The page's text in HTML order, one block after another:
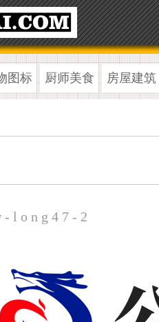
图标 厨师美食 房屋建筑
long47-2